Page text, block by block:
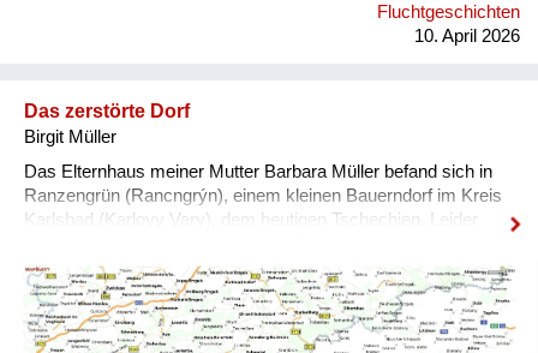
Müller, mussten 1936 ihren Besitz (die „Elemiehle“) verkaufen
und zogen nach Bensen in eine Stadtwohnung. Die Familie
Fluchtgeschichten
10. April 2026
Das zerstörte Dorf
Birgit Müller
Das Elternhaus meiner Mutter Barbara Müller befand sich in
Ranzengrün (Rancngrýn), einem kleinen Bauerndorf im Kreis
Karlsbad (Karlovy Vary), dem heutigen Tschechien. Leider
Weltkrieges vollkommen vernichtet und zu einem
Truppenübungsplatz für das tschechische Militär
umfunktioniert (Vojenský újezd Hradištĕ). Genau dort wo der
rote Stern eingezeichnet ist, befand sich ehemals Ranzengrün.